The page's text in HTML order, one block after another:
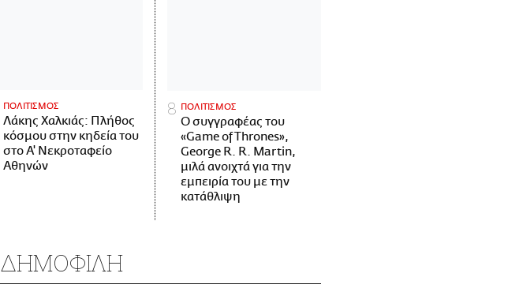
ΠΟΛΙΤΙΣΜΟΣ
Λάκης Χαλκιάς: Πλήθος
κόσμου στην κηδεία του
στο Α' Νεκροταφείο
Αθηνών
ΠΟΛΙΤΙΣΜΟΣ
Ο συγγραφέας του
«Game of Thrones»,
George R. R. Martin,
μιλά ανοιχτά για την
εμπειρία του με την
κατάθλιψη
ΔΗΜΟΦΙΛΗ